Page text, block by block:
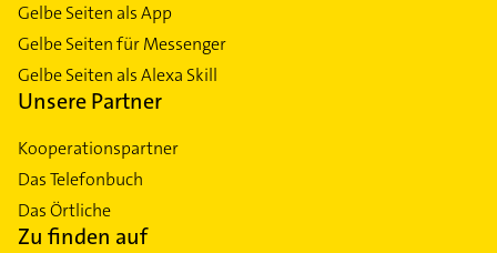
Gelbe Seiten als App
Gelbe Seiten für Messenger
Gelbe Seiten als Alexa Skill
Unsere Partner
Kooperationspartner
Das Telefonbuch
Das Örtliche
Zu finden auf